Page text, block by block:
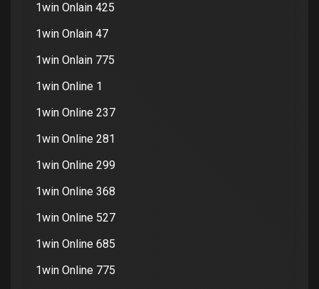
1win Onlain 425
1win Onlain 47
1win Onlain 775
1win Online 1
1win Online 237
1win Online 281
1win Online 299
1win Online 368
1win Online 527
1win Online 685
1win Online 775